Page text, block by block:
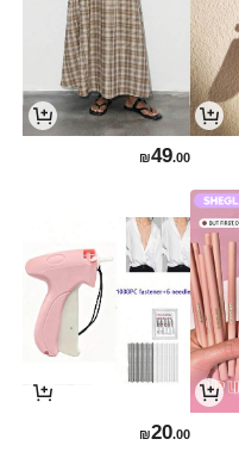
₪49.00
₪20.00